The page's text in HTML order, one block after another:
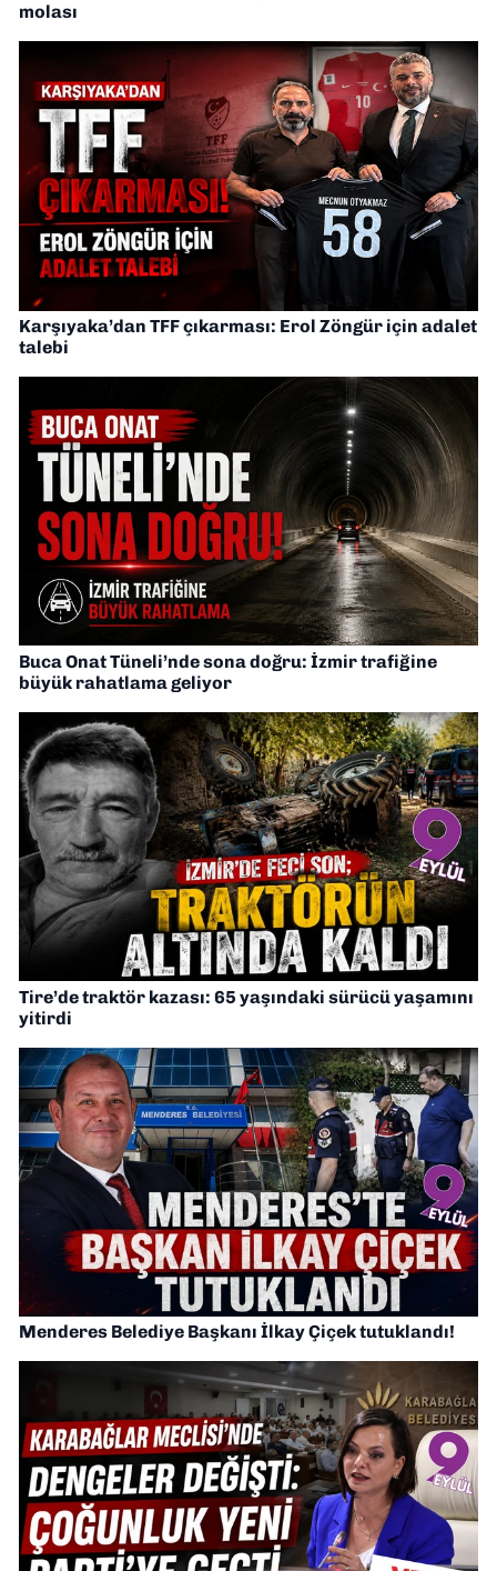
molası
Karşıyaka’dan TFF çıkarması: Erol Zöngür için adalet
talebi
Buca Onat Tüneli’nde sona doğru: İzmir trafiğine
büyük rahatlama geliyor
Tire’de traktör kazası: 65 yaşındaki sürücü yaşamını
yitirdi
Menderes Belediye Başkanı İlkay Çiçek tutuklandı!